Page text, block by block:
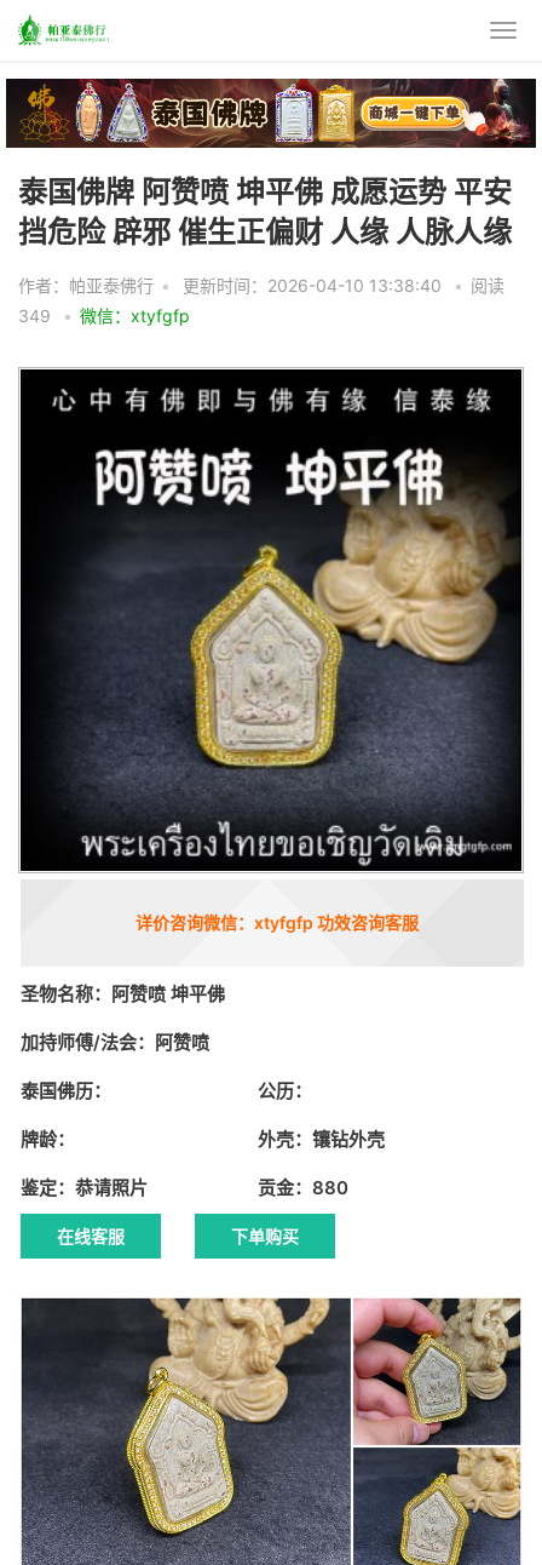
泰国佛牌 阿赞喷 坤平佛 成愿运势 平安
挡危险 辟邪 催生正偏财 人缘 人脉人缘
作者： 帕亚泰佛行 • 更新时间：2026-04-10 13:38:40 • 阅读
349
• 微信：xtyfgfp
详价咨询微信：xtyfgfp 功效咨询客服
圣物名称：阿赞喷 坤平佛
加持师傅/法会：阿赞喷
泰国佛历： 公历：
牌龄： 外壳：镶钻外壳
鉴定：恭请照片 贡金：880
在线客服 下单购买